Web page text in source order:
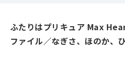
ふたりはプリキュア Max
ファイル／なぎさ、ほのか、